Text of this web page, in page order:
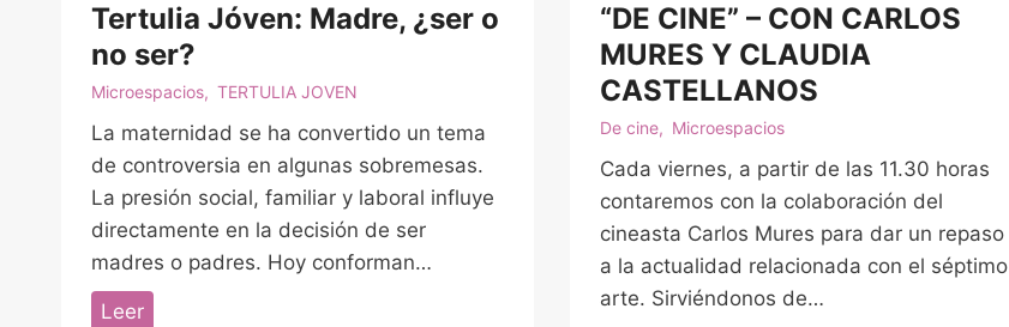
Tertulia Jóven: Madre, ¿ser o
no ser?
Microespacios, TERTULIA JOVEN
La maternidad se ha convertido un tema
de controversia en algunas sobremesas.
La presión social, familiar y laboral influye
directamente en la decisión de ser
madres o padres. Hoy conforman…
LeerT
“DE CINE” – CON CARLOS
MURES Y CLAUDIA
CASTELLANOS
De cine, Microespacios
Cada viernes, a partir de las 11.30 horas
contaremos con la colaboración del
cineasta Carlos Mures para dar un repaso
a la actualidad relacionada con el séptimo
arte. Sirviéndonos de…